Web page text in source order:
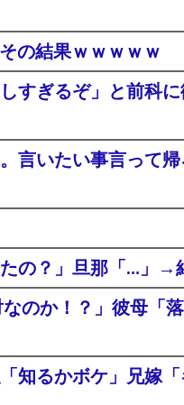
の結果ｗｗｗｗｗ
すぎるぞ」と前科
言いたい事言って
たの？」旦那「…」→
のか！？」彼母「
知るかボケ」兄嫁「